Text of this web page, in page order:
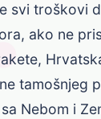
svi troškovi
ako ne
tamošnjeg
Nebom i